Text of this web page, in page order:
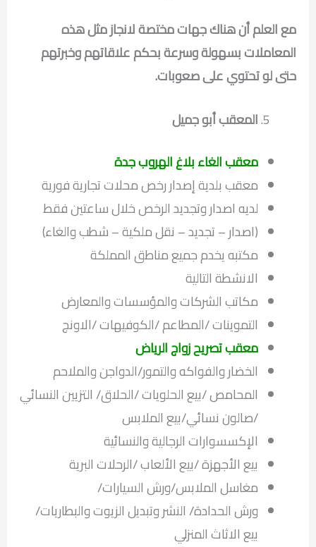
مع العلم أن هناك جهات مختصة لانجاز مثل هذه
المعاملات بسهولة وسرعة بحكم علاقاتهم وخبرتهم
حتى لو تحتوي على صعوبات.
المعقب أبو جميل
معقب الغاء بلاغ الهروب جدة
معقب بلدية إصدار رخص محلات تجارية فورية
لديه اصدار وتجديد الرخص خلال ساعتين فقط
(اصدار – تجديد – نقل ملكية – شطب والغاء)
مكتبه يخدم جميع مناطق المملكة
الانشطة التالية
مكاتب الشركات والمؤسسات والمعارض
التموينات /المطاعم /الكوفيهات /الاونج
معقب تصريح زواج الرياض
الخضار والفواكه والتمور/الدواجن والملاحم
المحامص /بيع الحلويات /الحلاق/ التزيين النسائي
/صالون نسائي/بيع الملابس
الإكسسوارات الرجالية والنسائية
بيع الأجهزة /بيع الألعاب /الرحلات البرية
مغاسل الملابس/ورش السيارات/
ورش الحدادة/ النشر وتبديل الزيوت والبطاريات/
بيع الاثاث المنزلي